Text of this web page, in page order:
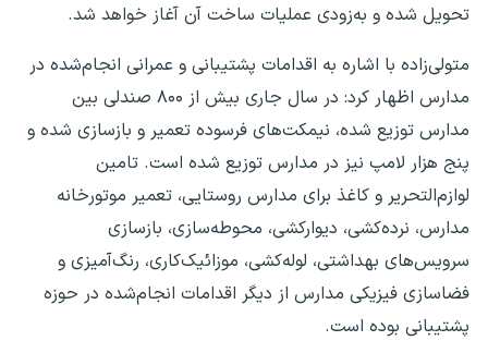
تحویل شده و به‌زودی عملیات ساخت آن آغاز خواهد شد.
متولی‌زاده با اشاره به اقدامات پشتیبانی و عمرانی انجام‌شده در
مدارس اظهار کرد: در سال جاری بیش از ۸۰۰ صندلی بین
مدارس توزیع شده، نیمکت‌های فرسوده تعمیر و بازسازی شده و
پنج هزار لامپ نیز در مدارس توزیع شده است. تامین
لوازم‌التحریر و کاغذ برای مدارس روستایی، تعمیر موتورخانه
مدارس، نرده‌کشی، دیوارکشی، محوطه‌سازی، بازسازی
سرویس‌های بهداشتی، لوله‌کشی، موزائیک‌کاری، رنگ‌آمیزی و
فضاسازی فیزیکی مدارس از دیگر اقدامات انجام‌شده در حوزه
پشتیبانی بوده است.